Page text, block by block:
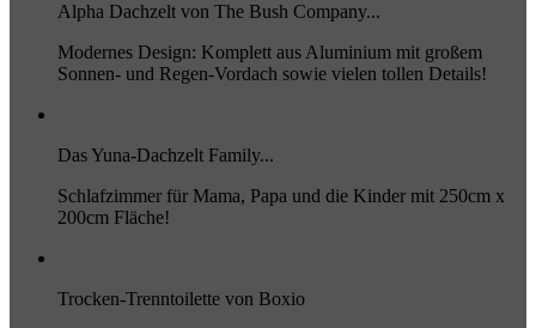
Alpha Dachzelt von The Bush Company...
Modernes Design: Komplett aus Aluminium mit großem
Sonnen- und Regen-Vordach sowie vielen tollen Details!
Das Yuna-Dachzelt Family...
Schlafzimmer für Mama, Papa und die Kinder mit 250cm x
200cm Fläche!
Trocken-Trenntoilette von Boxio